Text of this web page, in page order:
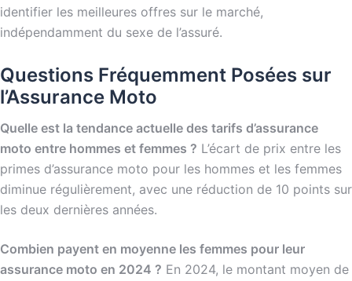
identifier les meilleures offres sur le marché,
indépendamment du sexe de l’assuré.
Questions Fréquemment Posées sur
l’Assurance Moto
Quelle est la tendance actuelle des tarifs d’assurance
moto entre hommes et femmes ? L’écart de prix entre les
primes d’assurance moto pour les hommes et les femmes
diminue régulièrement, avec une réduction de 10 points sur
les deux dernières années.
Combien payent en moyenne les femmes pour leur
assurance moto en 2024 ? En 2024, le montant moyen de